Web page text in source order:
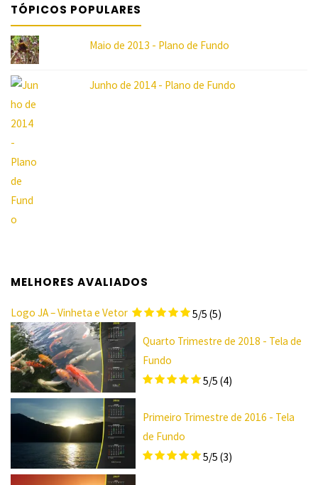
"
TÓPICOS POPULARES
Maio de 2013 - Plano de Fundo
Junho de 2014 - Plano de Fundo
MELHORES AVALIADOS
Logo JA – Vinheta e Vetor 5/5 (5)
Quarto Trimestre de 2018 - Tela de
Fundo
5/5 (4)
Primeiro Trimestre de 2016 - Tela
de Fundo
5/5 (3)